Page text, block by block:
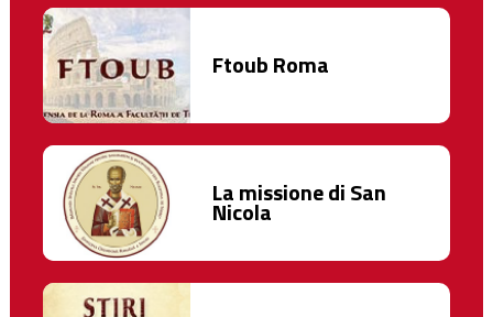
Ftoub Roma
La missione di San
Nicola